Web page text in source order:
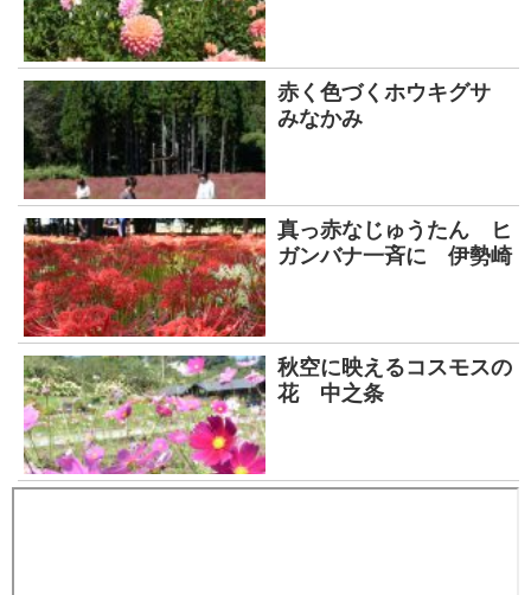
赤く色づくホウキグサ
みなかみ
真っ赤なじゅうたん ヒ
ガンバナ一斉に 伊勢崎
秋空に映えるコスモスの
花 中之条